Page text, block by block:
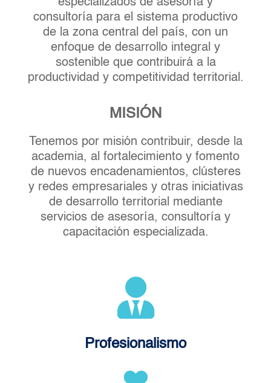
especializados de asesoría y
consultoría para el sistema productivo
de la zona central del país, con un
enfoque de desarrollo integral y
sostenible que contribuirá a la
productividad y competitividad territorial.
MISIÓN
Tenemos por misión contribuir, desde la
academia, al fortalecimiento y fomento
de nuevos encadenamientos, clústeres
y redes empresariales y otras iniciativas
de desarrollo territorial mediante
servicios de asesoría, consultoría y
capacitación especializada.
Profesionalismo